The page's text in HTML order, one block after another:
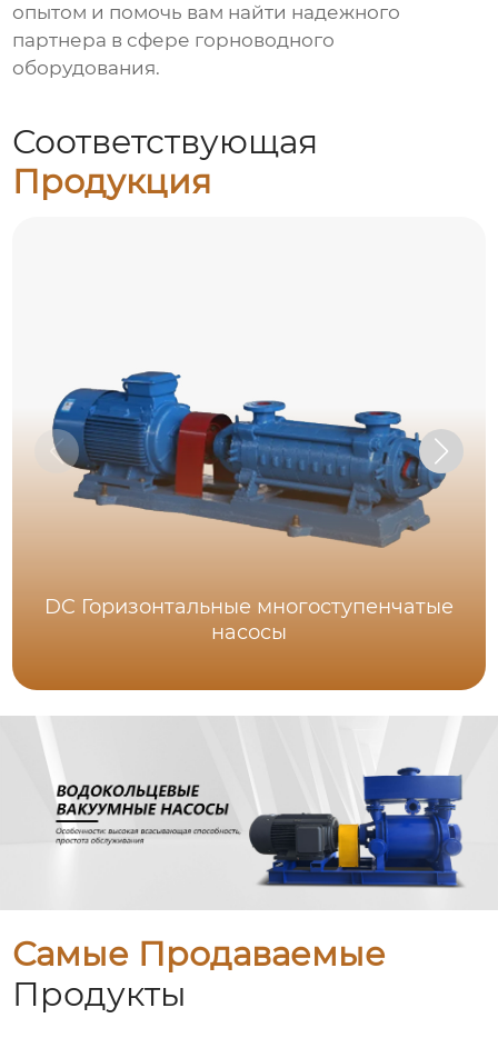
опытом и помочь вам найти надежного
партнера в сфере горноводного
оборудования.
Соответствующая
Продукция
DC Горизонтальные многоступенчатые
насосы
Самые Продаваемые
Продукты